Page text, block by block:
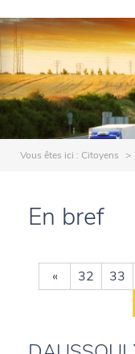
Vous êtes ici : Citoyens
En bref
« 32 33